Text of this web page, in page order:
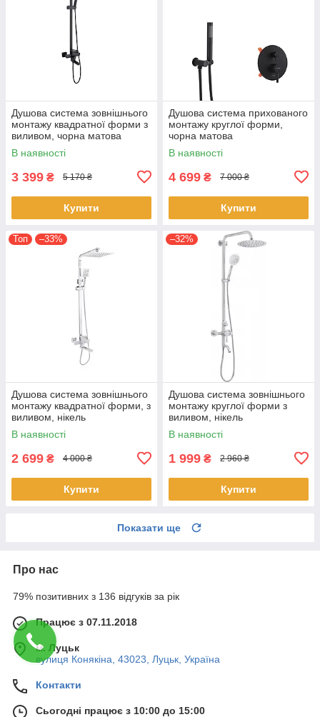
Душова система зовнішнього
монтажу квадратної форми з
виливом, чорна матова
В наявності
3 399 ₴ 5 170 ₴
Купити
Душова система прихованого
монтажу круглої форми,
чорна матова
В наявності
4 699 ₴ 7 000 ₴
Купити
Топ –33%
Душова система зовнішнього
монтажу квадратної форми, з
виливом, нікель
В наявності
2 699 ₴ 4 000 ₴
Купити
–32%
Душова система зовнішнього
монтажу круглої форми з
виливом, нікель
В наявності
1 999 ₴ 2 960 ₴
Купити
Показати ще
Про нас
79% позитивних з 136 відгуків за рік
Працює з 07.11.2018
м. Луцьк
вулиця Конякіна, 43023, Луцьк, Україна
Контакти
Сьогодні працює з 10:00 до 15:00